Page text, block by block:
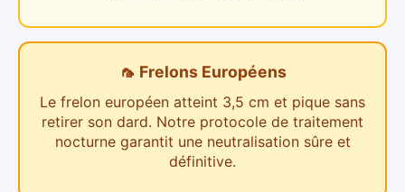
🦟 Frelons Européens
Le frelon européen atteint 3,5 cm et pique sans
retirer son dard. Notre protocole de traitement
nocturne garantit une neutralisation sûre et
définitive.